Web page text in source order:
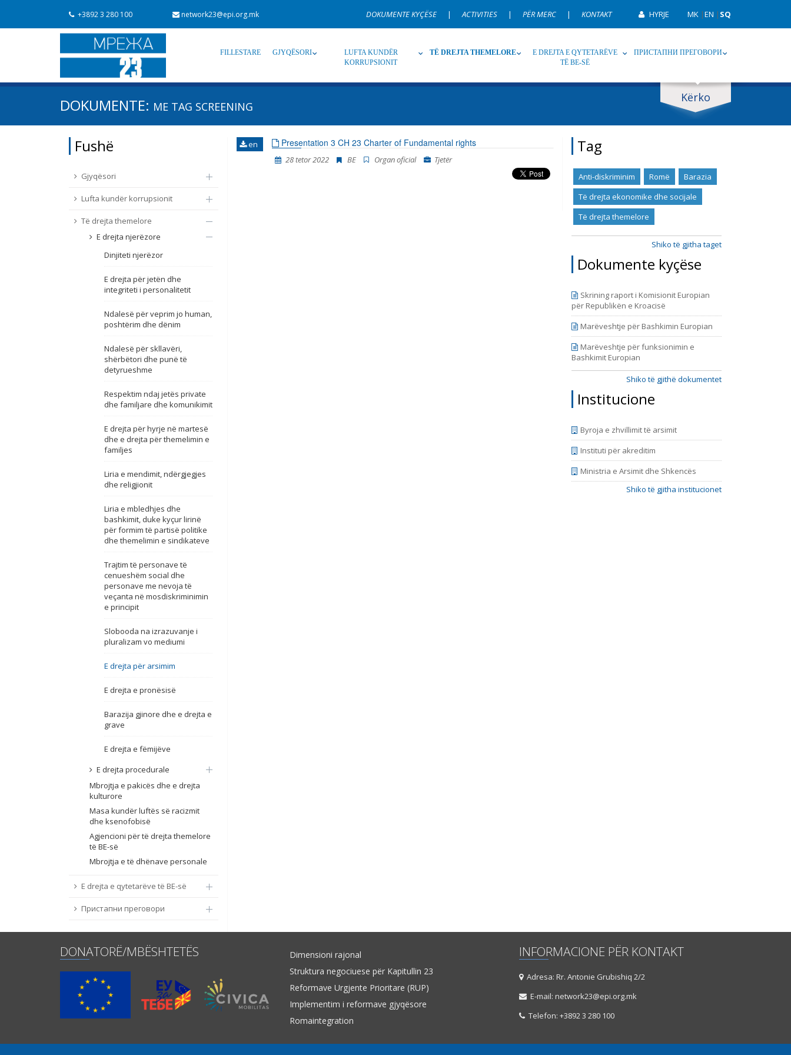
+3892 3 280 100 network23@epi.org.mk DOKUMENTE KYÇËSE | ACTIVITIES | PËR MERC | KONTAKT HYRJE MK |EN | SQ
FILLESTARE GJYQËSORI
LUFTA KUNDËR
KORRUPSIONIT
TË DREJTA THEMELORE
E DREJTA E QYTETARËVE
TË BE-SË
ПРИСТАПНИ ПРЕГОВОРИ
Kërko
Kërko dokumente
Gjuhë Emër, përshkrim ose fjalen
DOKUMENTE: ME TAG SCREENING
Fushë
Gjyqësori
Lufta kundër korrupsionit
Të drejta themelore
E drejta njerëzore
Dinjiteti njerëzor
E drejta për jetën dhe
integriteti i personalitetit
Ndalesë për veprim jo human,
poshtërim dhe dënim
Ndalesë për skllavëri,
shërbëtori dhe punë të
detyrueshme
Respektim ndaj jetës private
dhe familjare dhe komunikimit
E drejta për hyrje në martesë
dhe e drejta për themelimin e
familjes
Liria e mendimit, ndërgjegjes
dhe religjionit
Liria e mbledhjes dhe
bashkimit, duke kyçur lirinë
për formim të partisë politike
dhe themelimin e sindikateve
Trajtim të personave të
cenueshëm social dhe
personave me nevoja të
veçanta në mosdiskriminimin
e principit
Slobooda na izrazuvanje i
pluralizam vo mediumi
E drejta për arsimim
E drejta e pronësisë
Barazija gjinore dhe e drejta e
grave
E drejta e fëmijëve
E drejta procedurale
Mbrojtja e pakicës dhe e drejta
kulturore
Masa kundër luftës së racizmit
dhe ksenofobisë
Agjencioni për të drejta themelore
të BE-së
Mbrojtja e të dhënave personale
E drejta e qytetarëve të BE-së
Пристапни преговори
en Presentation 3 CH 23 Charter of Fundamental rights
28 tetor 2022 BE Organ oficial Tjetër
Tag
Anti-diskriminim Romë
Barazia
Të drejta ekonomike dhe socijale
Të drejta themelore
Shiko të gjitha taget
Dokumente kyçëse
Skrining raport i Komisionit Europian
për Republikën e Kroacisë
Marëveshtje për Bashkimin Europian
Marëveshtje për funksionimin e
Bashkimit Europian
Shiko të gjithë dokumentet
Institucione
Byroja e zhvillimit të arsimit
Instituti për akreditim
Ministria e Arsimit dhe Shkencës
Shiko të gjitha institucionet
DONATORË/MBËSHTETËS
Dimensioni rajonal
Struktura negociuese për Kapitullin 23
Reformave Urgjente Prioritare (RUP)
Implementim i reformave gjyqësore
Romaintegration
INFORMACIONE PËR KONTAKT
Adresa: Rr. Antonie Grubishiq 2/2
E-mail: network23@epi.org.mk
Telefon: +3892 3 280 100